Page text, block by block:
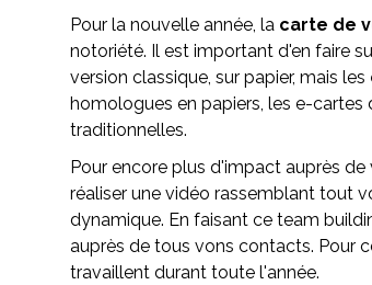
Pour la nouvelle année, la carte de
notoriété. Il est important d'en faire
version classique, sur papier, mais les
homologues en papiers, les e-
traditionnelles.
Pour encore plus d'impact auprès
réaliser une vidéo rassemblant tout
dynamique. En faisant ce team
auprès de tous vons contacts. Pour
travaillent durant toute l'année.